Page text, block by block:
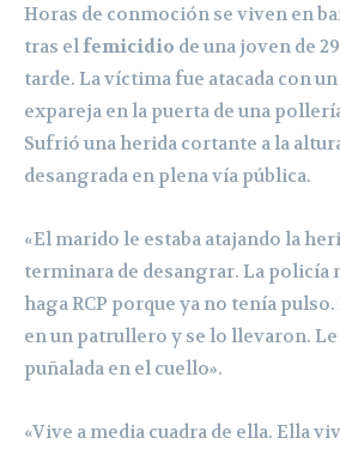
Horas de conmoción se viven en
tras elfemicidio de una joven de
tarde. La víctima fue atacada con
expareja en la puerta de una
Sufrió una herida cortante a la
desangrada en plena vía pública.
«El marido le estaba atajando la
terminara de desangrar. La policía
haga RCP porque ya no tenía
en un patrullero y se lo llevaron.
puñalada en el cuello».
«Vive a media cuadra de ella. Ella